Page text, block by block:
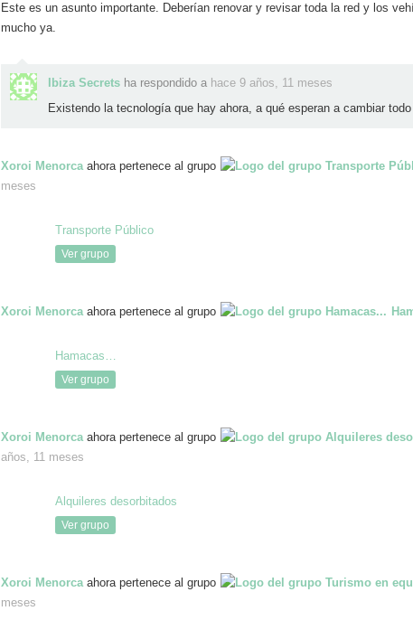
Este es un asunto importante. Deberían renovar y revisar toda la red y los
mucho ya.
Ibiza Secrets ha respondido a hace 9 años, 11 meses
Existendo la tecnología que hay ahora, a qué esperan a cambiar
Xoroi Menorcaahora pertenece al grupo
meses
Transporte Público
Ver grupo
Xoroi Menorcaahora pertenece al grupo
Hamacas…
Ver grupo
Xoroi Menorcaahora pertenece al grupo
años, 11 meses
Alquileres desorbitados
Ver grupo
Xoroi Menorcaahora pertenece al grupo
meses